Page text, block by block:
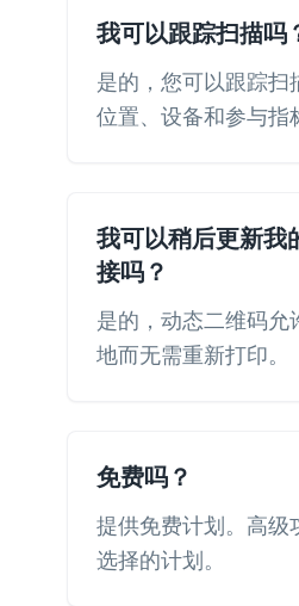
我可以跟踪扫描吗
是的，您可以跟踪扫
位置、设备和参与指
我可以稍后更新我
接吗？
是的，动态二维码允
地而无需重新打印。
免费吗？
提供免费计划。高级
选择的计划。